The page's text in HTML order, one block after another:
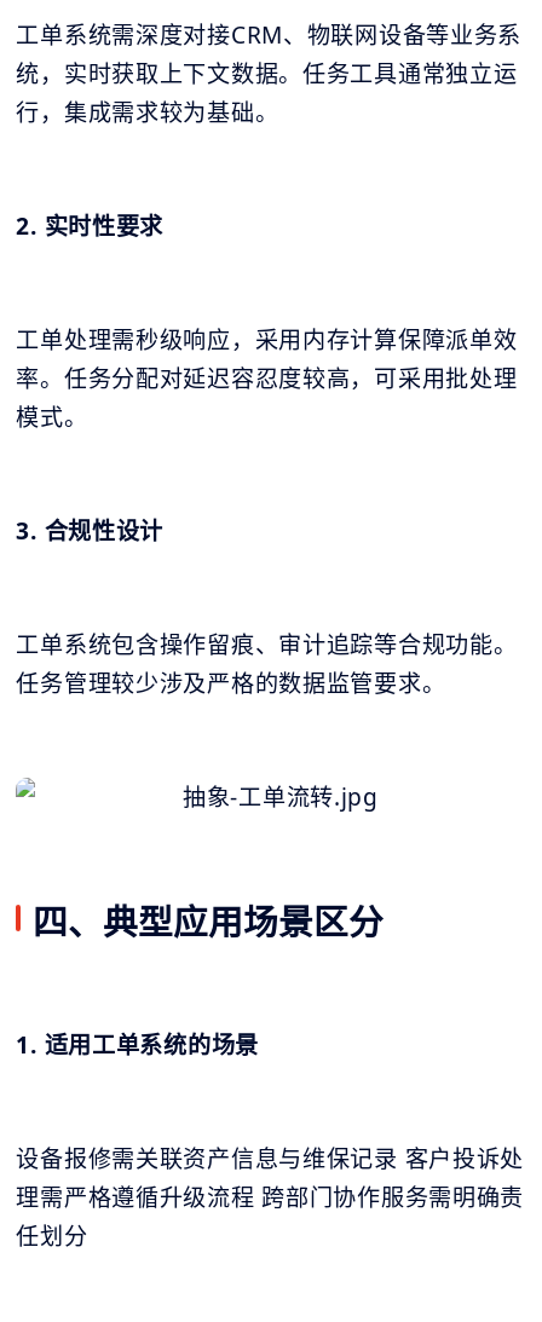
工单系统需深度对接CRM、物联网设备等业务系
统，实时获取上下文数据。任务工具通常独立运
行，集成需求较为基础。
2. 实时性要求
工单处理需秒级响应，采用内存计算保障派单效
率。任务分配对延迟容忍度较高，可采用批处理
模式。
3. 合规性设计
工单系统包含操作留痕、审计追踪等合规功能。
任务管理较少涉及严格的数据监管要求。
四、典型应用场景区分
1. 适用工单系统的场景
设备报修需关联资产信息与维保记录 客户投诉处
理需严格遵循升级流程 跨部门协作服务需明确责
任划分